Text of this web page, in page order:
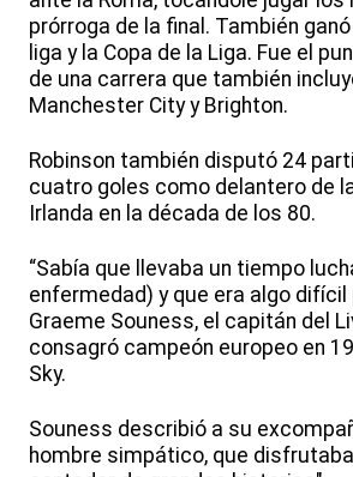
prórroga de la final. También
liga y la Copa de la Liga. Fue el
de una carrera que también
Manchester City y Brighton.
Robinson también disputó 24
cuatro goles como delantero de
Irlanda en la década de los 80.
“Sabía que llevaba un tiempo
enfermedad) y que era algo difícil
Graeme Souness, el capitán del
consagró campeón europeo en
Sky.
Souness describió a su
hombre simpático, que